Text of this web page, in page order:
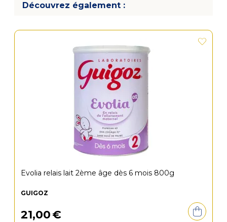
Découvrez également :
Evolia relais lait 2ème âge dès 6 mois 800g
GUIGOZ
21,00€